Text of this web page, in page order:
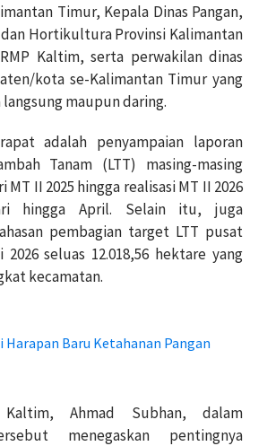
Timur, Kepala Dinas Pangan,
dan Hortikultura Provinsi Kalimantan
Kaltim, serta perwakilan dinas
kota se-Kalimantan Timur yang
maupun daring.
adalah penyampaian laporan
Tanam (LTT) masing-masing
II 2025 hingga realisasi MT II 2026
hingga April. Selain itu, juga
pembagian target LTT pusat
seluas 12.018,56 hektare yang
kecamatan.
Harapan Baru Ketahanan Pangan
Ahmad Subhan, dalam
menegaskan pentingnya